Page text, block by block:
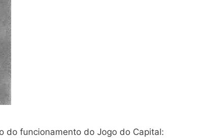
do funcionamento do Jogo do Capital: